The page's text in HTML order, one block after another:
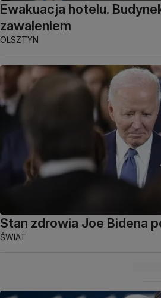
Ewakuacja hotelu.
zawaleniem
OLSZTYN
Stan zdrowia Joe Bidena
ŚWIAT